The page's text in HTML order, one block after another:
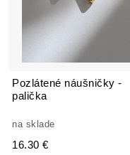
Pozlátené náušničky -
palička
na sklade
16.30 €